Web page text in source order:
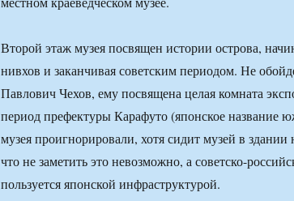
Второй этаж музея посвящен истории острова,
нивхов и заканчивая советским периодом. Не
Павлович Чехов, ему посвящена целая комната
период префектуры Карафуто (японское название
музея проигнорировали, хотя сидит музей в здании
что не заметить это невозможно, а советско-
пользуется японской инфраструктурой.